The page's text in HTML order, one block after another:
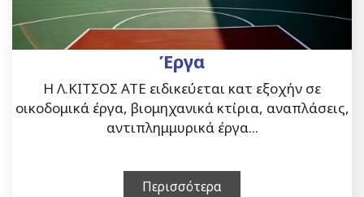
Έργα
Η Λ.ΚΙΤΣΟΣ ΑΤΕ ειδικεύεται κατ εξοχήν σε
οικοδομικά έργα, βιομηχανικά κτίρια, αναπλάσεις,
αντιπλημμυρικά έργα...
Περισσότερα